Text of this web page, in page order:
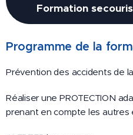
Formation
Programme de la form
Prévention des accidents de
Réaliser une PROTECTION
prenant en compte les autres